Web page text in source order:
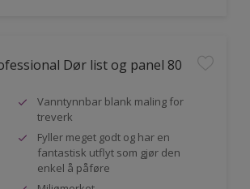
Dør list og panel 80
Vanntynnbar blank maling for
treverk
Fyller meget godt og har en
fantastisk utflyt som gjør den
enkel å påføre